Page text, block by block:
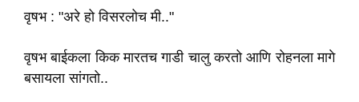
वृषभ : "अरे हो विसरलोच मी.."
वृषभ बाईकला किक मारतच गाडी चालु करतो आणि रोहनला मागे
बसायला सांगतो..